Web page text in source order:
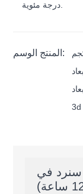
درجة مئوية.
المنتج الوسم:
في